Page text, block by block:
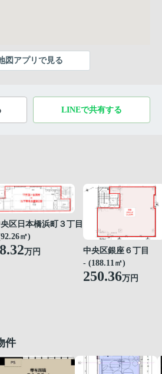
図アプリで見る
LINEで共有する
区日本橋浜町３丁目
㎡)
万円
中央区銀座６丁目
- (188.11㎡)
250.36万円
件